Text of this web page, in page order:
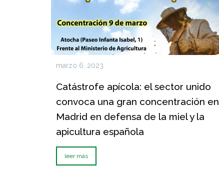
marzo 6, 2023
Catástrofe apícola: el sector unido
convoca una gran concentración en
Madrid en defensa de la miel y la
apicultura española
leer más